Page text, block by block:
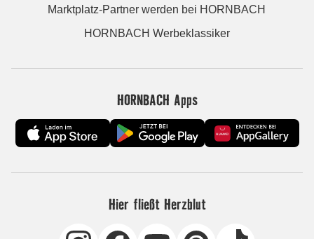
Marktplatz-Partner werden bei HORNBACH
HORNBACH Werbeklassiker
HORNBACH Apps
Hier fließt Herzblut